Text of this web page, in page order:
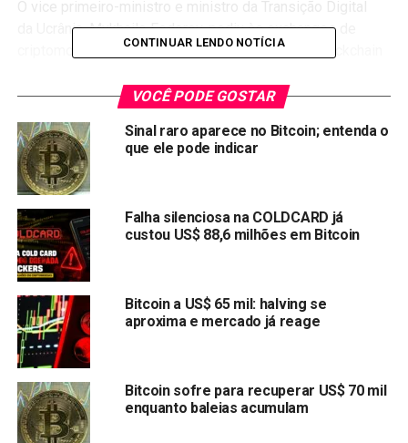
O vice primeiro-ministro e ministro da Transição Digital
da Ucrânia, Mykhailo Fedorov, pediu às exchanges de
criptomoedas que congelem os endereços de blockchain
ajudaria Ucrânia a se defender da invasão da Rússia.
Em um tweet, Fedorovressaltoua importância de cortar o
acesso àscriptomoedas de políticos russos
bielorrussos, além de “bloquear usuários do país”. Ele
também convocou outras figuras importantes incluindo
Elon Musk e Mark Zuckerberg para ajudar a Ucrânia na
criação do Metaverso para ajudar o país.
As criptomoedas estão no centro do conflito, fornecendo
um veículo de apoio financeiro à Ucrânia e potencialmente
à Rússia. Já que o Bitcoin que não é controlado por
nenhum governo poderia ser uma alternativa para a
driblar as sanções
Na última sexta-feira (25), um dos maiores pools de
mineração do Ethereum
CONTINUAR LENDO NOTÍCIA
VOCÊ PODE GOSTAR
Sinal raro aparece no Bitcoin; entenda o
que ele pode indicar
Falha silenciosa na COLDCARD já
custou US$ 88,6 milhões em Bitcoin
Bitcoin a US$ 65 mil: halving se
aproxima e mercado já reage
Bitcoin sofre para recuperar US$ 70 mil
enquanto baleias acumulam